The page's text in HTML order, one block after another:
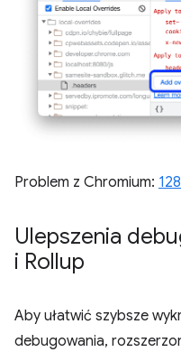
Problem z Chromium:
Ulepszenia
i Rollup
Aby ułatwić szybsze
debugowania,